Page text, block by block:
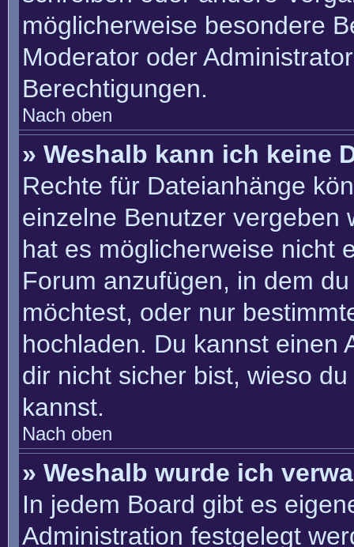
möglicherweise besondere
Moderator oder
Berechtigungen.
Nach oben
» Weshalb kann ich keine
Rechte für Dateianhänge
einzelne Benutzer vergeben
hat es möglicherweise nicht
Forum anzufügen, in dem
möchtest, oder nur
hochladen. Du kannst einen
dir nicht sicher bist, wieso
kannst.
Nach oben
» Weshalb wurde ich
In jedem Board gibt es
Administration festgelegt